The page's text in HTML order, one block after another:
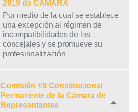
2019 de CÁMARA
Por medio de la cual se establece
una excepción al régimen de
incompatibilidades de los
concejales y se promueve su
profesionalización
Comisión VII Constitucional
Permanente de la Cámara de
Representantes